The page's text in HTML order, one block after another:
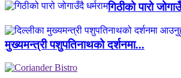
गिठीको पारो
मुख्यमन्त्री पशुपतिनाथको दर्शनमा...